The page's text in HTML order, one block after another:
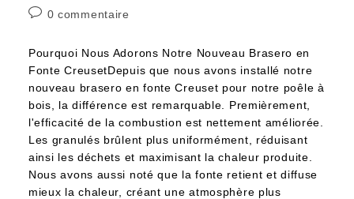
0 commentaire
Pourquoi Nous Adorons Notre Nouveau Brasero en
Fonte CreusetDepuis que nous avons installé notre
nouveau brasero en fonte Creuset pour notre poêle à
bois, la différence est remarquable. Premièrement,
l'efficacité de la combustion est nettement améliorée.
Les granulés brûlent plus uniformément, réduisant
ainsi les déchets et maximisant la chaleur produite.
Nous avons aussi noté que la fonte retient et diffuse
mieux la chaleur, créant une atmosphère plus